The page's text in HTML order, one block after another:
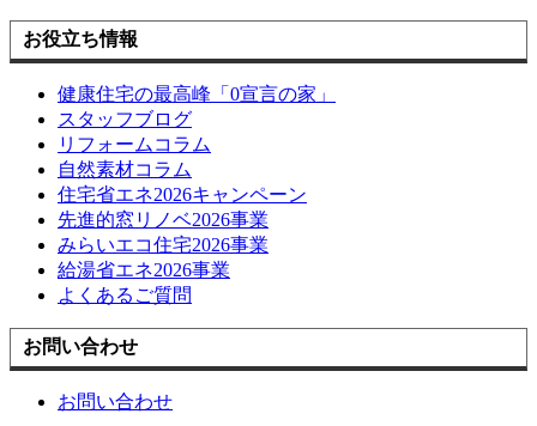
お役立ち情報
健康住宅の最高峰「0宣言の家」
スタッフブログ
リフォームコラム
自然素材コラム
住宅省エネ2026キャンペーン
先進的窓リノベ2026事業
みらいエコ住宅2026事業
給湯省エネ2026事業
よくあるご質問
お問い合わせ
お問い合わせ